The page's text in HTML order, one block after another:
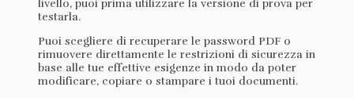
livello, puoi prima utilizzare la versione di prova per
testarla.
Puoi scegliere di recuperare le password PDF o
rimuovere direttamente le restrizioni di sicurezza in
base alle tue effettive esigenze in modo da poter
modificare, copiare o stampare i tuoi documenti.